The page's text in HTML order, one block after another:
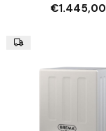
€1.445,00